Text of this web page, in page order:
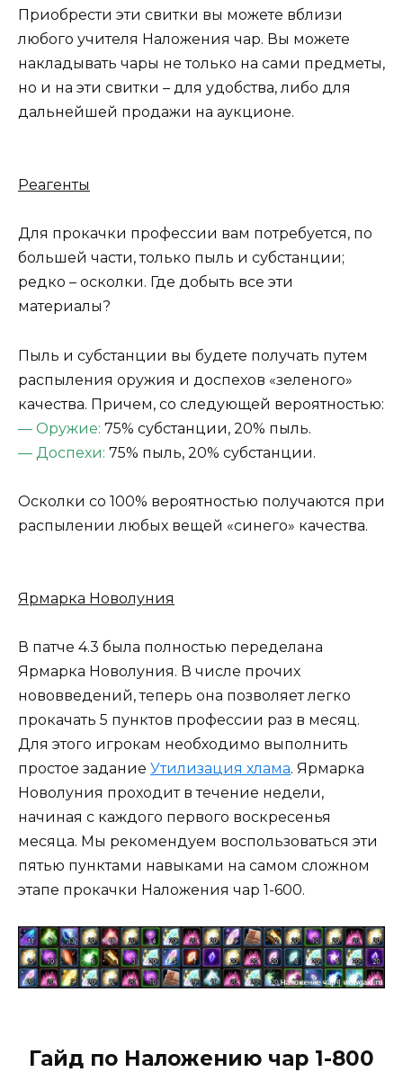
Приобрести эти свитки вы можете вблизи
любого учителя Наложения чар. Вы можете
накладывать чары не только на сами предметы,
но и на эти свитки – для удобства, либо для
дальнейшей продажи на аукционе.
Реагенты
Для прокачки профессии вам потребуется, по
большей части, только пыль и субстанции;
редко – осколки. Где добыть все эти
материалы?
Пыль и субстанции вы будете получать путем
распыления оружия и доспехов «зеленого»
качества. Причем, со следующей вероятностью:
— Оружие: 75% субстанции, 20% пыль.
— Доспехи: 75% пыль, 20% субстанции.
Осколки со 100% вероятностью получаются при
распылении любых вещей «синего» качества.
Ярмарка Новолуния
В патче 4.3 была полностью переделана
Ярмарка Новолуния. В числе прочих
нововведений, теперь она позволяет легко
прокачать 5 пунктов профессии раз в месяц.
Для этого игрокам необходимо выполнить
простое задание Утилизация хлама. Ярмарка
Новолуния проходит в течение недели,
начиная с каждого первого воскресенья
месяца. Мы рекомендуем воспользоваться эти
пятью пунктами навыками на самом сложном
этапе прокачки Наложения чар 1-600.
Гайд по Наложению чар 1-800